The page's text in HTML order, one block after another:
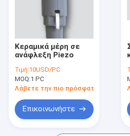
Κεραμική οξειδίων ζιρκονίου
Κεραμική νιτριδίων πυριτίου
Λειαντικά μέσα
εργαλεία διαμαντιών
Κεραμικά μέρη σε
ανάφλεξη Piezo
Τιμή:10USD/PC
MOQ:1 PC
Λάβετε την πιο πρόσφατη τιμή
Επικοινωνήστε